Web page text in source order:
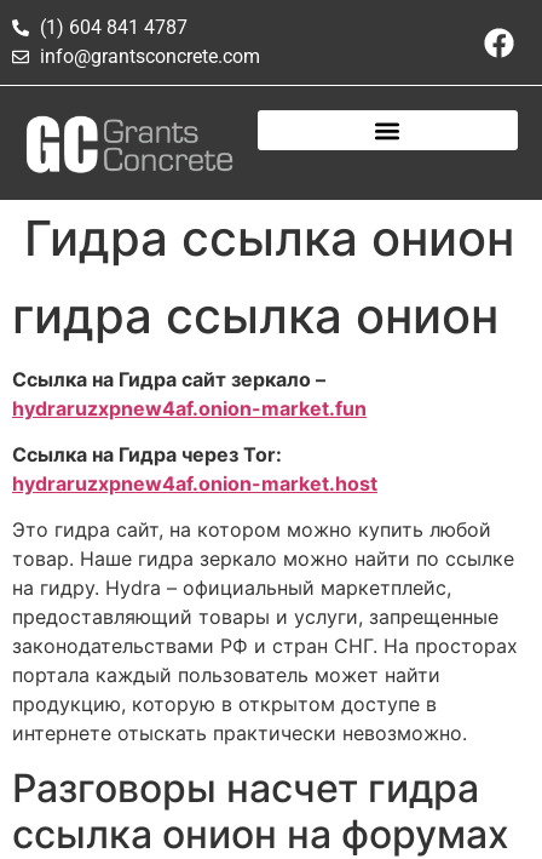
(1) 604 841 4787
info@grantsconcrete.com
Гидра ссылка онион
гидра ссылка онион
Ссылка на Гидра сайт зеркало –
hydraruzxpnew4af.onion-market.fun
Ссылка на Гидра через Tor:
hydraruzxpnew4af.onion-market.host
Это гидра сайт, на котором можно купить любой
товар. Наше гидра зеркало можно найти по ссылке
на гидру. Hydra – официальный маркетплейс,
предоставляющий товары и услуги, запрещенные
законодательствами РФ и стран СНГ. На просторах
портала каждый пользователь может найти
продукцию, которую в открытом доступе в
интернете отыскать практически невозможно.
Разговоры насчет гидра
ссылка онион на форумах